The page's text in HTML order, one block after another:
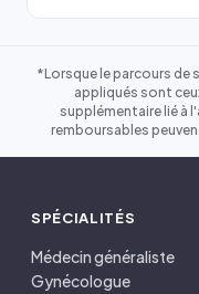
*Lorsque le parcours de
appliqués sont
supplémentaire lié à
remboursables
SPÉCIALITÉS
Médecin généraliste
Gynécologue